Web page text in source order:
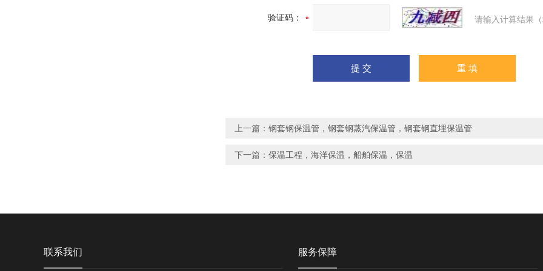
验证码： 请输入计算结果
上一篇： 钢套钢保温管，钢套钢蒸汽保温管，钢套钢直埋保温管
下一篇： 保温工程，海洋保温，船舶保温，保温
联系我们 服务保障